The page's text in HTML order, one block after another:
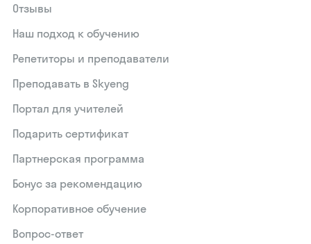
Отзывы
Наш подход к обучению
Репетиторы и преподаватели
Преподавать в Skyeng
Портал для учителей
Подарить сертификат
Партнерская программа
Бонус за рекомендацию
Корпоративное обучение
Вопрос-ответ